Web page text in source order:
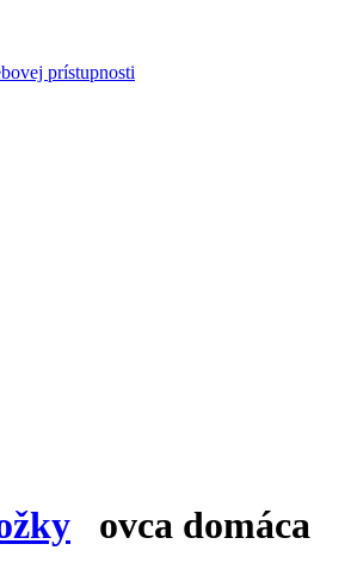
prístupnosti
ovca domáca